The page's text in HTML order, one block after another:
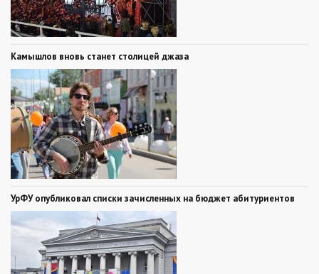
Камышлов вновь станет столицей джаза
УрФУ опубликовал списки зачисленных на бюджет абитуриентов